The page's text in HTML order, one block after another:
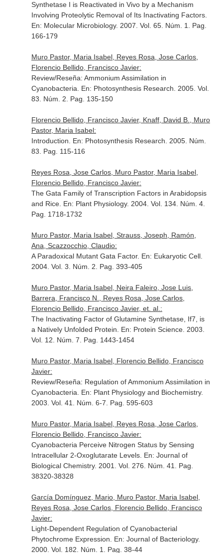
Synthetase I is Reactivated in Vivo by a Mechanism
Involving Proteolytic Removal of Its Inactivating Factors.
En: Molecular Microbiology. 2007. Vol. 65. Núm. 1. Pag.
166-179
Muro Pastor, Maria Isabel, Reyes Rosa, Jose Carlos,
Florencio Bellido, Francisco Javier:
Review/Reseña: Ammonium Assimilation in
Cyanobacteria. En: Photosynthesis Research . 2005. Vol.
83. Núm. 2. Pag. 135-150
Florencio Bellido, Francisco Javier, Knaff, David B., Muro
Pastor, Maria Isabel:
Introduction. En: Photosynthesis Research . 2005. Núm.
83. Pag. 115-116
Reyes Rosa, Jose Carlos, Muro Pastor, Maria Isabel,
Florencio Bellido, Francisco Javier:
The Gata Family of Transcription Factors in Arabidopsis
and Rice. En: Plant Physiology. 2004. Vol. 134. Núm. 4.
Pag. 1718-1732
Muro Pastor, Maria Isabel, Strauss, Joseph, Ramón,
Ana, Scazzocchio, Claudio:
A Paradoxical Mutant Gata Factor. En: Eukaryotic Cell.
2004. Vol. 3. Núm. 2. Pag. 393-405
Muro Pastor, Maria Isabel, Neira Faleiro, Jose Luis,
Barrera, Francisco N., Reyes Rosa, Jose Carlos,
Florencio Bellido, Francisco Javier, et. al.:
The Inactivating Factor of Glutamine Synthetase, If7, is
a Natively Unfolded Protein. En: Protein Science. 2003.
Vol. 12. Núm. 7. Pag. 1443-1454
Muro Pastor, Maria Isabel, Florencio Bellido, Francisco
Javier:
Review/Reseña: Regulation of Ammonium Assimilation in
Cyanobacteria. En: Plant Physiology and Biochemistry.
2003. Vol. 41. Núm. 6-7. Pag. 595-603
Muro Pastor, Maria Isabel, Reyes Rosa, Jose Carlos,
Florencio Bellido, Francisco Javier:
Cyanobacteria Perceive Nitrogen Status by Sensing
Intracellular 2-Oxoglutarate Levels. En: Journal of
Biological Chemistry. 2001. Vol. 276. Núm. 41. Pag.
38320-38328
García Domínguez, Mario, Muro Pastor, Maria Isabel,
Reyes Rosa, Jose Carlos, Florencio Bellido, Francisco
Javier:
Light-Dependent Regulation of Cyanobacterial
Phytochrome Expression. En: Journal of Bacteriology.
2000. Vol. 182. Núm. 1. Pag. 38-44